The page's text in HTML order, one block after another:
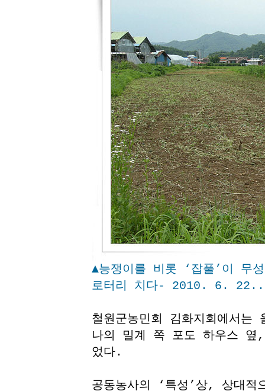
▲능쟁이를 비롯 ‘잡풀’이 무
로터리 치다- 2010. 6. 22..
철원군농민회 김화지회에서
나의 밀계 쪽 포도 하우스
었다.
공동농사의 ‘특성’상, 상대적